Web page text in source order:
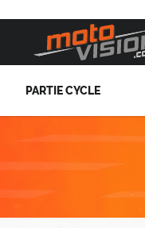
PARTIE CYCLE